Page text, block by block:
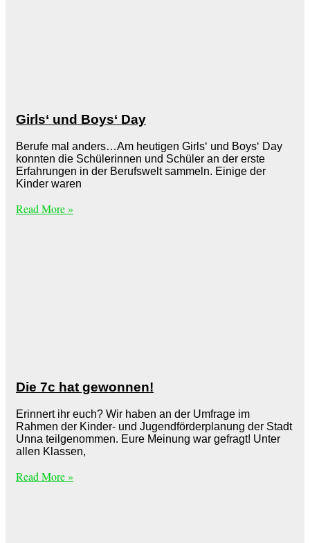
Girls‘ und Boys‘ Day
Berufe mal anders…Am heutigen Girls‘ und Boys‘ Day
konnten die Schülerinnen und Schüler an der erste
Erfahrungen in der Berufswelt sammeln. Einige der
Kinder waren
Read More »
Die 7c hat gewonnen!
Erinnert ihr euch? Wir haben an der Umfrage im
Rahmen der Kinder- und Jugendförderplanung der Stadt
Unna teilgenommen. Eure Meinung war gefragt! Unter
allen Klassen,
Read More »